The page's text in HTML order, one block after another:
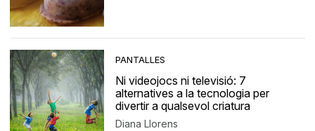
PANTALLES
Ni videojocs ni televisió: 7
alternatives a la tecnologia per
divertir a qualsevol criatura
Diana Llorens